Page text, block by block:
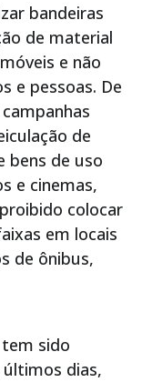
bandeiras
de material
e não
e pessoas. De
de
bens de uso
e cinemas,
colocar
em locais
de ônibus,
sido
dias,